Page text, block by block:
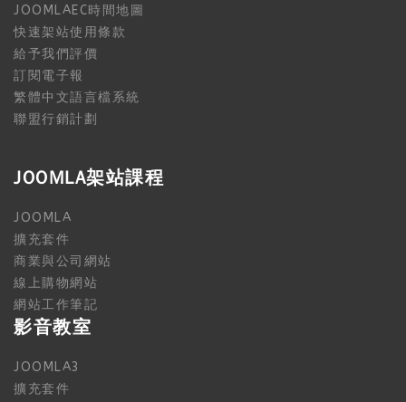
JOOMLAEC時間地圖
快速架站使用條款
給予我們評價
訂閱電子報
繁體中文語言檔系統
聯盟行銷計劃
JOOMLA架站課程
JOOMLA
擴充套件
商業與公司網站
線上購物網站
網站工作筆記
影音教室
JOOMLA3
擴充套件